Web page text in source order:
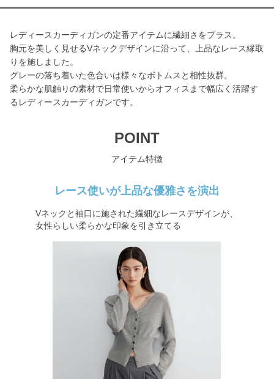
レディースカーディガンの定番アイテムに繊細さをプラス。
胸元を美しく見せるVネックデザインに沿って、上品なレース縁取
りを施しました。
グレーの落ち着いた色合いは様々なボトムスと相性抜群。
柔らかな肌触りの素材で日常使いからオフィスまで幅広く活躍す
るレディースカーディガンです。
POINT
アイテム特徴
レース使いが上品な優雅さを演出
Vネックと袖口に施された繊細なレースデザインが、
女性らしい柔らかな印象を引き立てる